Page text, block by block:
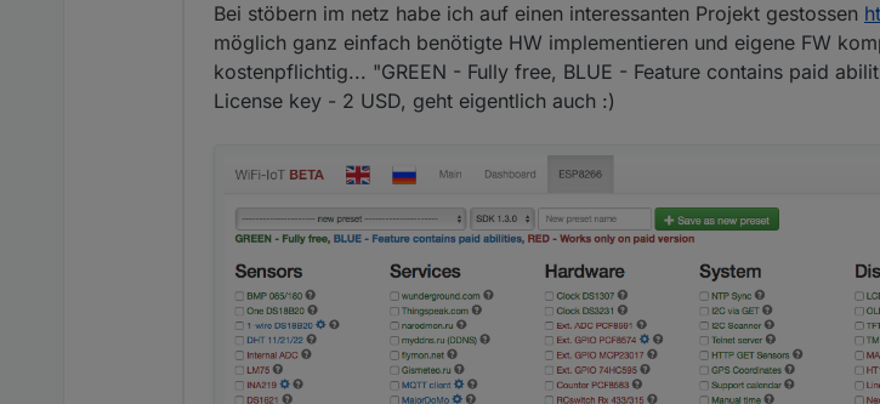
Bei stöbern im netz habe ich auf einen interessanten Projekt gestossen
möglich ganz einfach benötigte HW implementieren und eigene FW
kostenpflichtig... "GREEN - Fully free, BLUE - Feature contains paid
License key - 2 USD, geht eigentlich auch :)